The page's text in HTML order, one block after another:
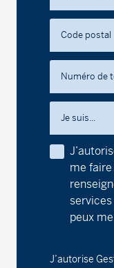
Fonds
Série D -
Série F -
Fonds
Série A -
Code postal
Numéro de
Je suis...
me
peux
J’autorise